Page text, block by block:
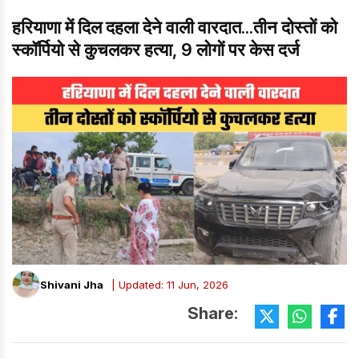
हरियाणा में दिल दहला देने वाली वारदात...तीन दोस्तों को
स्कॉर्पियो से कुचलकर हत्या, 9 लोगों पर केस दर्ज
Shivani Jha | Updated: 11 Jun, 2026
Share: